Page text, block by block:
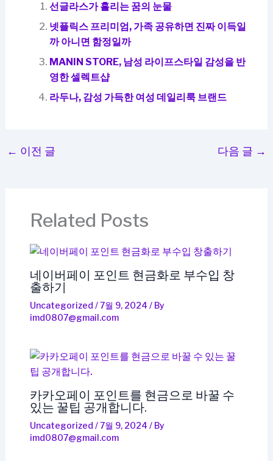
선글라스가 흘리는 꿈의 눈물
넷플릭스 프리미엄, 가족 공유하면 진짜 이득일
까 아니면 함정일까
MANIN STORE, 남성 라이프스타일 감성을 반
영한 셀렉트샵
라두나, 감성 가득한 여성 데일리룩 브랜드
← 이전 글 다음 글 →
Related Posts
네이버페이 포인트 현금화로 부수입 창
출하기
Uncategorized /7월 9, 2024 / By
imd0807@gmail.com
카카오페이 포인트를 현금으로 바꿀 수
있는 꿀팁 공개합니다.
Uncategorized /7월 9, 2024 / By
imd0807@gmail.com